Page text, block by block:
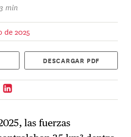
min
de 2025
DESCARGAR PDF
las fuerzas